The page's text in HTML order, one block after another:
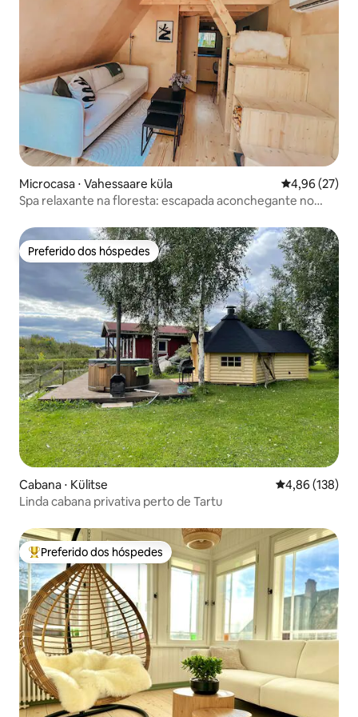
Microcasa ⋅ Vahessaare küla 4,96 de uma
4,96 (27)
Spa relaxante na floresta: escapada aconchegante no
Preferido dos hóspedes
Preferido dos hóspedes
Cabana ⋅ Külitse 4,86 de uma
4,86 (138)
Linda cabana privativa perto de Tartu
Entre os melhores preferidos dos hóspedes
Preferido dos hóspedes